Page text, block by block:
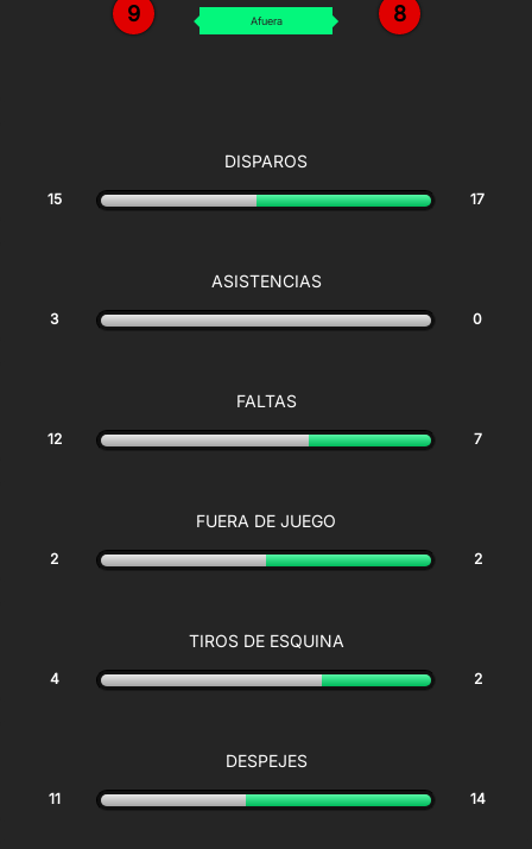
9 8
Afuera
DISPAROS
15 17
ASISTENCIAS
3 0
FALTAS
12 7
FUERA DE JUEGO
2 2
TIROS DE ESQUINA
4 2
DESPEJES
11 14